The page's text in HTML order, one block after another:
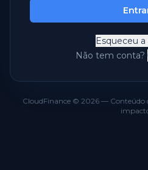
Esqueceu a
Não tem conta?
CloudFinance © 2026— Conteúdo